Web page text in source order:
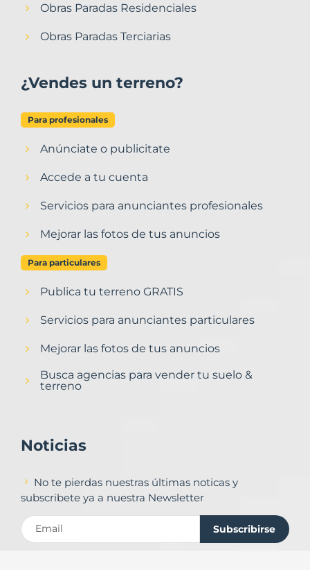
Obras Paradas Residenciales
Obras Paradas Terciarias
¿Vendes un terreno?
Para profesionales
Anúnciate o publicitate
Accede a tu cuenta
Servicios para anunciantes profesionales
Mejorar las fotos de tus anuncios
Para particulares
Publica tu terreno GRATIS
Servicios para anunciantes particulares
Mejorar las fotos de tus anuncios
Busca agencias para vender tu suelo &
terreno
Noticias
No te pierdas nuestras últimas noticas y
subscribete ya a nuestra Newsletter
Subscribirse